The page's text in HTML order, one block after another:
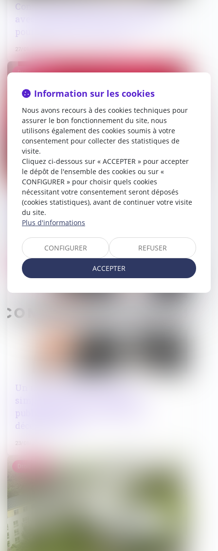
Constructions et travaux : la visite
avec consentement est-elle suffisante
pour établir des infractions ?
27/01/2025
Cour d’assises : l’enregistrement
sonore des débats peut être utilisé
jusqu’au prononcé de l’arrêt !
24/01/2025
Droit pénal
Un nouveau décret portant
simplification de la commande
publique est paru au JORF le 31
décembre 2024
23/01/2025
Droit public
Droit public
Information sur les cookies
Nous avons recours à des cookies techniques pour
assurer le bon fonctionnement du site, nous
utilisons également des cookies soumis à votre
consentement pour collecter des statistiques de
visite.
Cliquez ci-dessous sur « ACCEPTER » pour accepter
le dépôt de l'ensemble des cookies ou sur «
CONFIGURER » pour choisir quels cookies
nécessitant votre consentement seront déposés
(cookies statistiques), avant de continuer votre visite
du site.
Plus d'informations
CONFIGURER REFUSER
ACCEPTER